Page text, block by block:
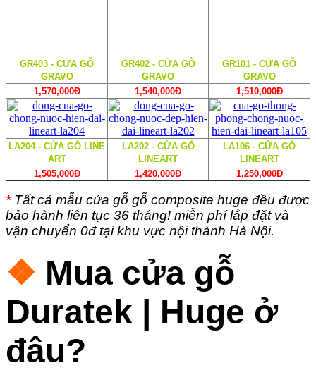
GR403 - CỬA GỖ
GRAVO
GR402 - CỬA GỖ
GRAVO
GR101 - CỬA GỖ
GRAVO
1,570,000Đ
1,540,000Đ 1,510,000Đ
LA204 - CỬA GỖ LINE
ART
LA202 - CỬA GỖ
LINEART
LA106 - CỬA GỖ
LINEART
1,505,000Đ
1,420,000Đ 1,250,000Đ
*Tất cả mẫu cửa gỗ gỗ composite huge đều được
bảo hành liên tục 36 tháng! miễn phí lắp đặt và
vận chuyển 0đ tại khu vực nội thành Hà Nội.
❖ Mua cửa gỗ
Duratek | Huge ở
đâu?